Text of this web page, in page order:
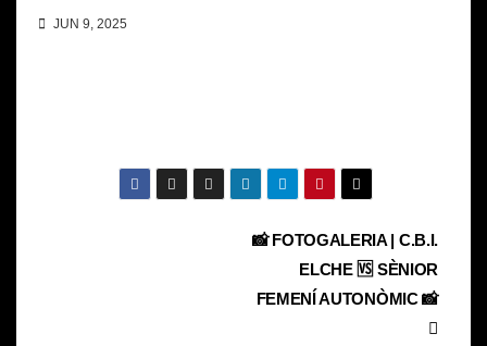
JUN 9, 2025
📸 FOTOGALERIA | C.B.I.
ELCHE 🆚 SÈNIOR
FEMENÍ AUTONÒMIC 📸